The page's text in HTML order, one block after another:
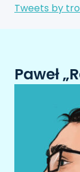
Tweets by
Paweł